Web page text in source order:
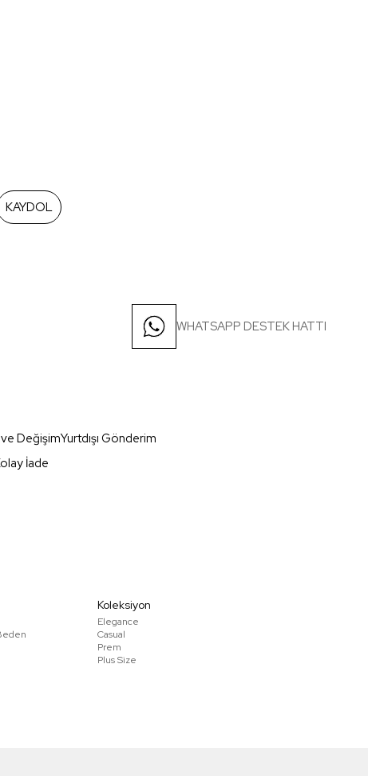
KAYDOL
WHATSAPP DESTEK HATTI
DeğişimYurtdışı Gönderim
İade
Koleksiyon
Elegance
Casual
Prem
Plus Size